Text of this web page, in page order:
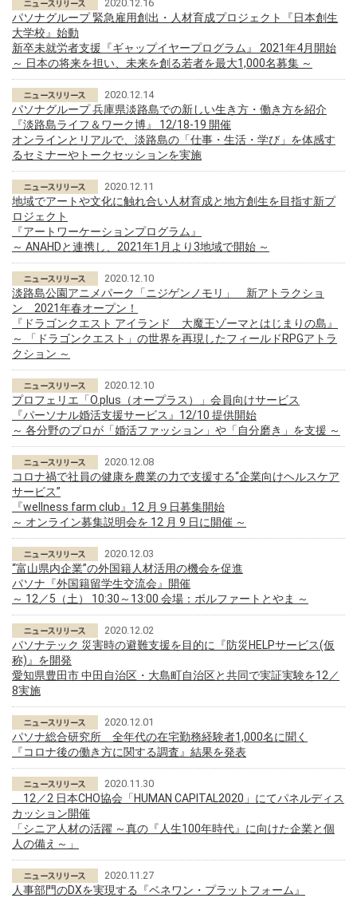
2020.12.16
パソナグループ 緊急雇用創出・人材育成プロジェクト『日本創生
大学校』始動
新卒未就労者支援『ギャップイヤープログラム』 2021年4月開始
～ 日本の将来を担い、未来を創る若者を最大1,000名募集 ～
2020.12.14
パソナグループ 兵庫県淡路島での新しい生き方・働き方を紹介
『淡路島ライフ＆ワーク博』 12/18-19 開催
オンラインとリアルで、淡路島の「仕事・生活・学び」を体感す
るセミナーやトークセッションを実施
2020.12.11
地域でアートや文化に触れ合い人材育成と地方創生を目指す新プ
ロジェクト
『アートワーケーションプログラム』
～ ANAHDと連携し、2021年1月より3地域で開始 ～
2020.12.10
淡路島公園アニメパーク「ニジゲンノモリ」 新アトラクショ
ン 2021年春オープン！
『ドラゴンクエスト アイランド 大魔王ゾーマとはじまりの島』
～ 「ドラゴンクエスト」の世界を再現したフィールドRPGアトラ
クション ～
2020.12.10
プロフェリエ「O.plus（オープラス）」会員向けサービス
『パーソナル婚活支援サービス』12/10 提供開始
～ 各分野のプロが「婚活ファッション」や「自分磨き」を支援 ～
2020.12.08
コロナ禍で社員の健康を農業の力で支援する“企業向けヘルスケア
サービス”
『wellness farm club』12 月９日募集開始
～ オンライン募集説明会を 12 月 9 日に開催 ～
2020.12.03
“富山県内企業”の外国籍人材活用の機会を促進
パソナ『外国籍留学生交流会』開催
～ 12／5（土） 10:30～13:00 会場：ボルファートとやま ～
2020.12.02
パソナテック 災害時の避難支援を目的に『防災HELPサービス(仮
称)』を開発
愛知県豊田市 中田自治区・大島町自治区と共同で実証実験を12／
8実施
2020.12.01
パソナ総合研究所 全年代の在宅勤務経験者1,000名に聞く
『コロナ後の働き方に関する調査』結果を発表
2020.11.30
12／2 日本CHO協会「HUMAN CAPITAL2020」にてパネルディス
カッション開催
「シニア人材の活躍 ～真の『人生100年時代』に向けた企業と個
人の備え～」
2020.11.27
人事部門のDXを実現する『ベネワン・プラットフォーム』